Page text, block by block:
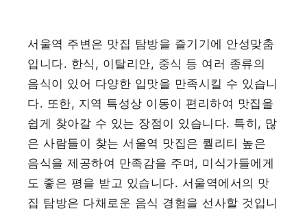
서울역 주변은 맛집 탐방을 즐기기에 안성맞춤
입니다. 한식, 이탈리안, 중식 등 여러 종류의
음식이 있어 다양한 입맛을 만족시킬 수 있습니
다. 또한, 지역 특성상 이동이 편리하여 맛집을
쉽게 찾아갈 수 있는 장점이 있습니다. 특히, 많
은 사람들이 찾는 서울역 맛집은 퀄리티 높은
음식을 제공하여 만족감을 주며, 미식가들에게
도 좋은 평을 받고 있습니다. 서울역에서의 맛
집 탐방은 다채로운 음식 경험을 선사할 것입니